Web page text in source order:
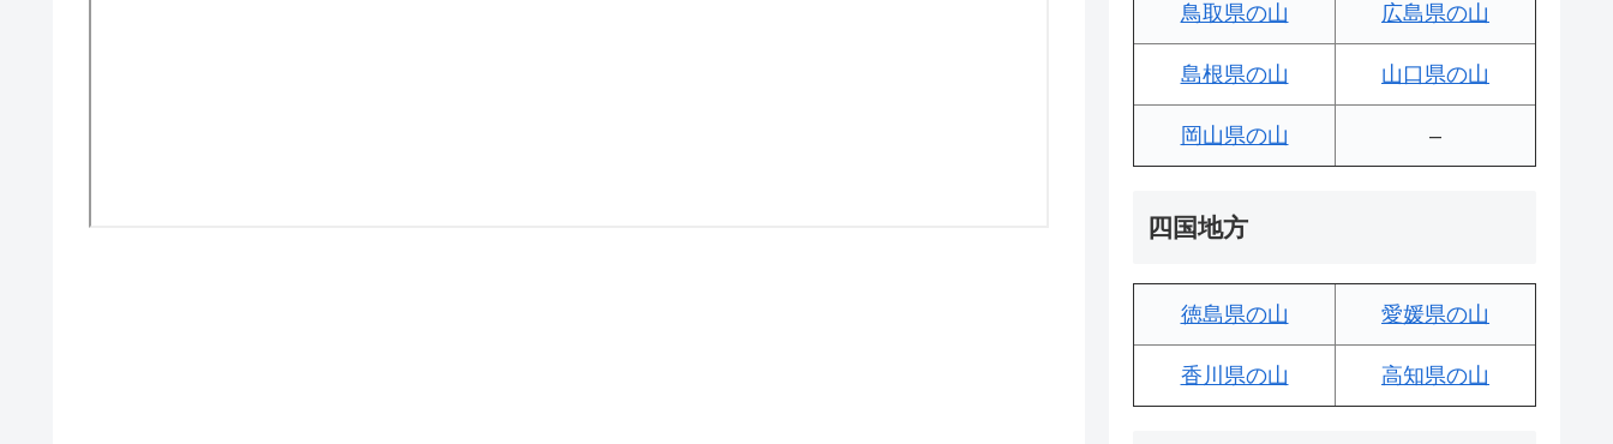
鳥取県の山 広島県の山
島根県の山 山口県の山
岡山県の山 –
四国地方
徳島県の山 愛媛県の山
香川県の山 高知県の山